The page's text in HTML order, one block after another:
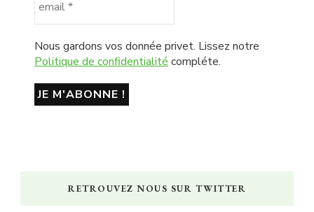
Nous gardons vos donnée privet. Lissez notre
Politique de confidentialité compléte.
RETROUVEZ NOUS SUR TWITTER